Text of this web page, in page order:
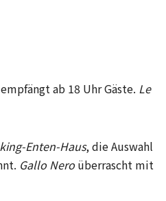
ab 18 Uhr Gäste. Le
Enten-Haus, die Auswahl
Gallo Neroüberrascht mit